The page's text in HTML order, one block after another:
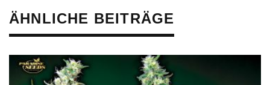
ÄHNLICHE BEITRÄGE